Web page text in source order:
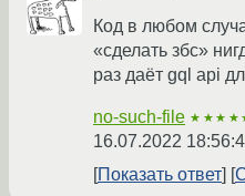
Код в любом
«сделать збс»
раз даёт gql api
no-such-file
16.07.2022
Показать ответ